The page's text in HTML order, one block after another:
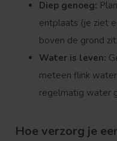
Diep genoeg:
entplaats (je ziet
boven de grond zit.
Water is leven:
meteen flink
regelmatig water
Hoe verzorg je